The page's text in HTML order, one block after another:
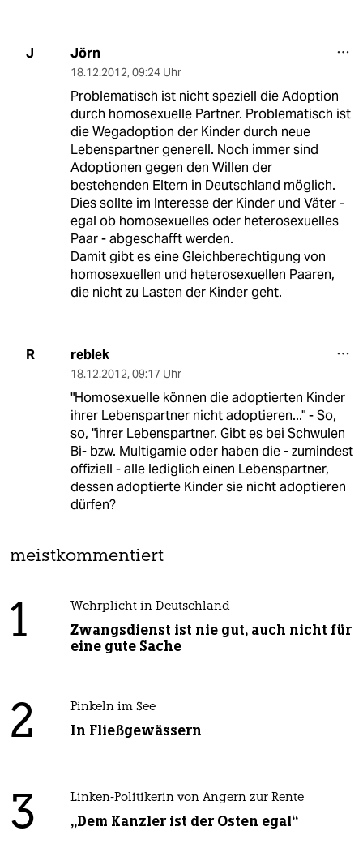
J Jörn
18.12.2012, 09:24 Uhr
Problematisch ist nicht speziell die Adoption
durch homosexuelle Partner. Problematisch ist
die Wegadoption der Kinder durch neue
Lebenspartner generell. Noch immer sind
Adoptionen gegen den Willen der
bestehenden Eltern in Deutschland möglich.
Dies sollte im Interesse der Kinder und Väter -
egal ob homosexuelles oder heterosexuelles
Paar - abgeschafft werden.
Damit gibt es eine Gleichberechtigung von
homosexuellen und heterosexuellen Paaren,
die nicht zu Lasten der Kinder geht.
R reblek
18.12.2012, 09:17 Uhr
"Homosexuelle können die adoptierten Kinder
ihrer Lebenspartner nicht adoptieren..." - So,
so, "ihrer Lebenspartner. Gibt es bei Schwulen
Bi- bzw. Multigamie oder haben die - zumindest
offiziell - alle lediglich einen Lebenspartner,
dessen adoptierte Kinder sie nicht adoptieren
dürfen?
meistkommentiert
1 Wehrplicht in Deutschland
Zwangsdienst ist nie gut, auch nicht für
eine gute Sache
2 Pinkeln im See
In Fließgewässern
3 Linken-Politikerin von Angern zur Rente
„Dem Kanzler ist der Osten egal“